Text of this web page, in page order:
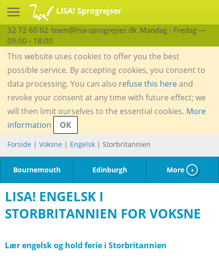
LISA! Sprogrejser
32 72 60 02 team@lisa-sprogrejser.dk Mandag - Fredag —
09:00 - 18:00
This website uses cookies to offer you the best
possible service. By accepting cookies, you consent to
data processing. You can also refuse this hereand
revoke your consent at any time with future effect; we
will then limit ourselves to the essential cookies. More
information
OK
Forside | Voksne | Engelsk | Storbritannien
Bournemouth Edinburgh More ›
LISA! ENGELSK I
STORBRITANNIEN FOR VOKSNE
Lær engelsk og hold ferie i Storbritannien